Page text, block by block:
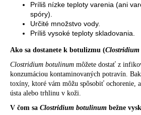
Príliš nízke teploty varenia (ani
spóry).
Určité množstvo vody.
Príliš vysoké teploty skladovania.
Ako sa dostanete k botulizmu (
Clostridium botulinum môžete dostať z
konzumáciou kontaminovaných potravín.
toxíny, ktoré vám môžu spôsobiť ochorenie,
ústa alebo trhlinu v koži.
V čom sa Clostridium botulinum bežne